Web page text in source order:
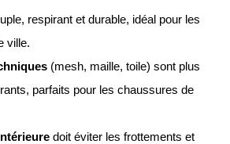
respirant et durable, idéal pour les
ville.
(mesh, maille, toile) sont plus
parfaits pour les chaussures de
doit éviter les frottements et